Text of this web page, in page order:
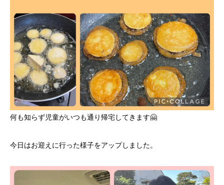
何も知らず児童がいつも通り帰宅してきます🤗
今日はお迎えに行った様子をアップしました。